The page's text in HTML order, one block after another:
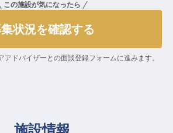
この施設が気になったら
状況を確認する
アドバイザーとの面談登録フォームに進みます。